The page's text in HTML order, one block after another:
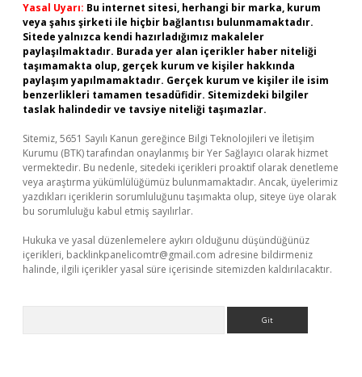
Yasal Uyarı: Bu internet sitesi, herhangi bir marka, kurum
veya şahıs şirketi ile hiçbir bağlantısı bulunmamaktadır.
Sitede yalnızca kendi hazırladığımız makaleler
paylaşılmaktadır. Burada yer alan içerikler haber niteliği
taşımamakta olup, gerçek kurum ve kişiler hakkında
paylaşım yapılmamaktadır. Gerçek kurum ve kişiler ile isim
benzerlikleri tamamen tesadüfidir. Sitemizdeki bilgiler
taslak halindedir ve tavsiye niteliği taşımazlar.
Sitemiz, 5651 Sayılı Kanun gereğince Bilgi Teknolojileri ve İletişim
Kurumu (BTK) tarafından onaylanmış bir Yer Sağlayıcı olarak hizmet
vermektedir. Bu nedenle, sitedeki içerikleri proaktif olarak denetleme
veya araştırma yükümlülüğümüz bulunmamaktadır. Ancak, üyelerimiz
yazdıkları içeriklerin sorumluluğunu taşımakta olup, siteye üye olarak
bu sorumluluğu kabul etmiş sayılırlar.
Hukuka ve yasal düzenlemelere aykırı olduğunu düşündüğünüz
içerikleri, backlinkpanelicomtr@gmail.com adresine bildirmeniz
halinde, ilgili içerikler yasal süre içerisinde sitemizden kaldırılacaktır.